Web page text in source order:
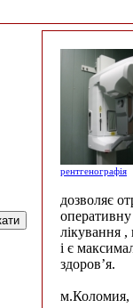
рентгенографія
дозволяє
лікування ,
і є
здоров’я.
м.Коломия,